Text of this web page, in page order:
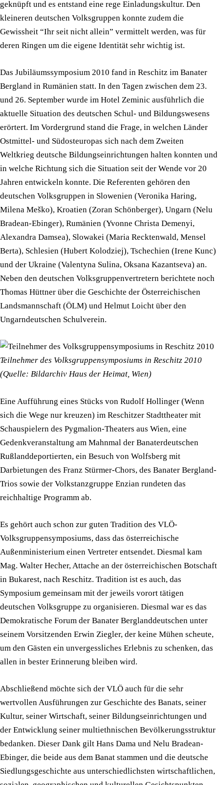
geknüpft und es entstand eine rege Einladungskultur. Den
kleineren deutschen Volksgruppen konnte zudem die
Gewissheit “Ihr seit nicht allein” vermittelt werden, was für
deren Ringen um die eigene Identität sehr wichtig ist.
Das Jubiläumssymposium 2010 fand in Reschitz im Banater
Bergland in Rumänien statt. In den Tagen zwischen dem 23.
und 26. September wurde im Hotel Zeminic ausführlich die
aktuelle Situation des deutschen Schul- und Bildungswesens
erörtert. Im Vordergrund stand die Frage, in welchen Länder
Ostmittel- und Südosteuropas sich nach dem Zweiten
Weltkrieg deutsche Bildungseinrichtungen halten konnten und
in welche Richtung sich die Situation seit der Wende vor 20
Jahren entwickeln konnte. Die Referenten gehören den
deutschen Volksgruppen in Slowenien (Veronika Haring,
Milena Meško), Kroatien (Zoran Schönberger), Ungarn (Nelu
Bradean-Ebinger), Rumänien (Yvonne Christa Demenyi,
Alexandra Damsea), Slowakei (Maria Recktenwald, Mensel
Berta), Schlesien (Hubert Kolodziej), Tschechien (Irene Kunc)
und der Ukraine (Valentyna Sulina, Oksana Kazantseva) an.
Neben den deutschen Volksgruppenvertretern berichtete noch
Thomas Hüttner über die Geschichte der Österreichischen
Landsmannschaft (ÖLM) und Helmut Loicht über den
Ungarndeutschen Schulverein.
Teilnehmer des Volksgruppensymposiums in Reschitz 2010
(Quelle: Bildarchiv Haus der Heimat, Wien)
Eine Aufführung eines Stücks von Rudolf Hollinger (Wenn
sich die Wege nur kreuzen) im Reschitzer Stadttheater mit
Schauspielern des Pygmalion-Theaters aus Wien, eine
Gedenkveranstaltung am Mahnmal der Banaterdeutschen
Rußlanddeportierten, ein Besuch von Wolfsberg mit
Darbietungen des Franz Stürmer-Chors, des Banater Bergland-
Trios sowie der Volkstanzgruppe Enzian rundeten das
reichhaltige Programm ab.
Es gehört auch schon zur guten Tradition des VLÖ-
Volksgruppensymposiums, dass das österreichische
Außenministerium einen Vertreter entsendet. Diesmal kam
Mag. Walter Hecher, Attache an der österreichischen Botschaft
in Bukarest, nach Reschitz. Tradition ist es auch, das
Symposium gemeinsam mit der jeweils vorort tätigen
deutschen Volksgruppe zu organisieren. Diesmal war es das
Demokratische Forum der Banater Berglanddeutschen unter
seinem Vorsitzenden Erwin Ziegler, der keine Mühen scheute,
um den Gästen ein unvergessliches Erlebnis zu schenken, das
allen in bester Erinnerung bleiben wird.
Abschließend möchte sich der VLÖ auch für die sehr
wertvollen Ausführungen zur Geschichte des Banats, seiner
Kultur, seiner Wirtschaft, seiner Bildungseinrichtungen und
der Entwicklung seiner multiethnischen Bevölkerungsstruktur
bedanken. Dieser Dank gilt Hans Dama und Nelu Bradean-
Ebinger, die beide aus dem Banat stammen und die deutsche
Siedlungsgeschichte aus unterschiedlichsten wirtschaftlichen,